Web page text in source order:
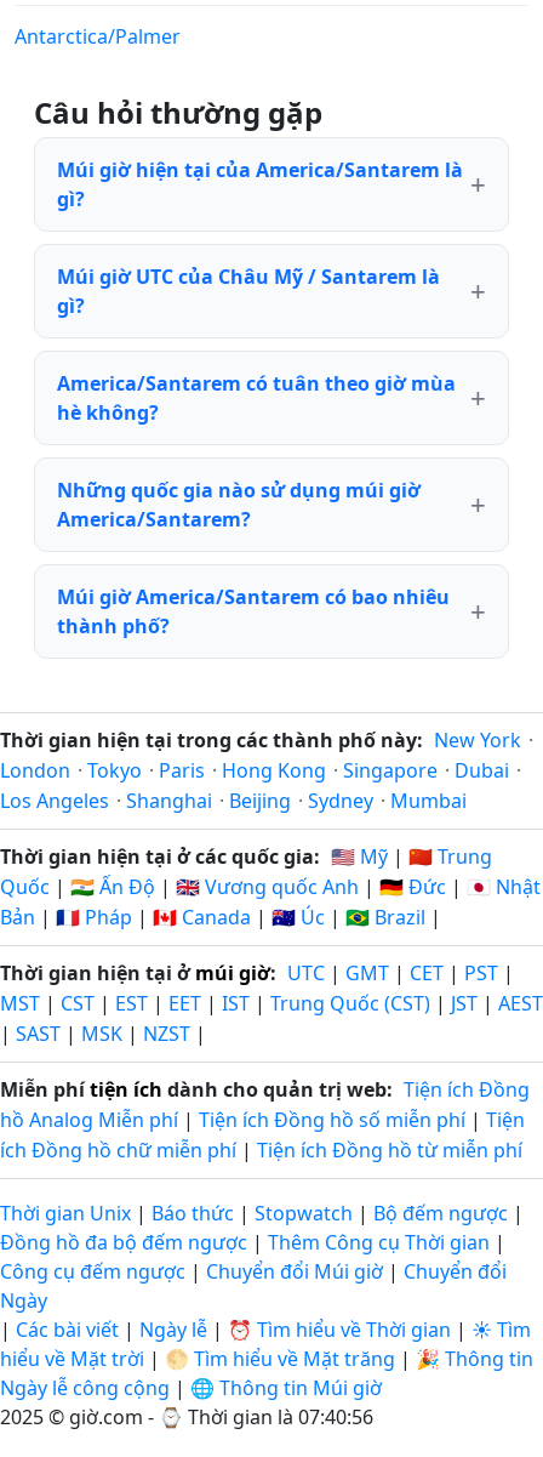
Antarctica/Palmer
Câu hỏi thường gặp
Múi giờ hiện tại của America/Santarem là
gì?
Múi giờ UTC của Châu Mỹ / Santarem là
gì?
America/Santarem có tuân theo giờ mùa
hè không?
Những quốc gia nào sử dụng múi giờ
America/Santarem?
Múi giờ America/Santarem có bao nhiêu
thành phố?
Thời gian hiện tại trong các thành phố này: New York ·
London · Tokyo · Paris · Hong Kong · Singapore · Dubai ·
Los Angeles · Shanghai · Beijing · Sydney · Mumbai
Thời gian hiện tại ở các quốc gia: 🇺🇸 Mỹ | 🇨🇳 Trung
Quốc | 🇮🇳 Ấn Độ | 🇬🇧 Vương quốc Anh | 🇩🇪 Đức | 🇯🇵 Nhật
Bản | 🇫🇷 Pháp | 🇨🇦 Canada | 🇦🇺 Úc | 🇧🇷 Brazil |
Thời gian hiện tại ởmúi giờ: UTC | GMT | CET | PST |
MST | CST | EST | EET | IST | Trung Quốc (CST) | JST | AEST
| SAST | MSK | NZST |
Miễn phítiện ích dành cho quản trị web: Tiện ích Đồng
hồ Analog Miễn phí| Tiện ích Đồng hồ số miễn phí| Tiện
ích Đồng hồ chữ miễn phí| Tiện ích Đồng hồ từ miễn phí
Thời gian Unix | Báo thức | Stopwatch | Bộ đếm ngược |
Đồng hồ đa bộ đếm ngược | Thêm Công cụ Thời gian |
Công cụ đếm ngược | Chuyển đổi Múi giờ | Chuyển đổi
Ngày
| Các bài viết | Ngày lễ | ⏰ Tìm hiểu về Thời gian | ☀️ Tìm
hiểu về Mặt trời | 🌕 Tìm hiểu về Mặt trăng | 🎉 Thông tin
Ngày lễ công cộng | 🌐 Thông tin Múi giờ
2025 © giờ.com - ⌚ Thời gian là 07:40:56